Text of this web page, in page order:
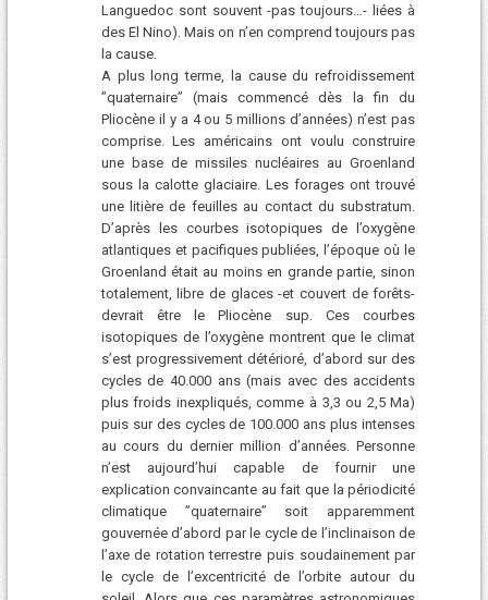
Languedoc sont souvent -pas toujours…- liées à
des El Nino). Mais on n’en comprend toujours pas
la cause.
A plus long terme, la cause du refroidissement
”quaternaire” (mais commencé dès la fin du
Pliocène il y a 4 ou 5 millions d’années) n’est pas
comprise. Les américains ont voulu construire
une base de missiles nucléaires au Groenland
sous la calotte glaciaire. Les forages ont trouvé
une litière de feuilles au contact du substratum.
D’après les courbes isotopiques de l’oxygène
atlantiques et pacifiques publiées, l’époque où le
Groenland était au moins en grande partie, sinon
totalement, libre de glaces -et couvert de forêts-
devrait être le Pliocène sup. Ces courbes
isotopiques de l’oxygène montrent que le climat
s’est progressivement détérioré, d’abord sur des
cycles de 40.000 ans (mais avec des accidents
plus froids inexpliqués, comme à 3,3 ou 2,5 Ma)
puis sur des cycles de 100.000 ans plus intenses
au cours du dernier million d’années. Personne
n’est aujourd’hui capable de fournir une
explication convaincante au fait que la périodicité
climatique ”quaternaire” soit apparemment
gouvernée d’abord par le cycle de l’inclinaison de
l’axe de rotation terrestre puis soudainement par
le cycle de l’excentricité de l’orbite autour du